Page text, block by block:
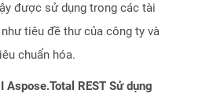
được sử dụng trong các tài
tiêu đề thư của công ty và
chuẩn hóa.
Aspose.Total REST Sử dụng